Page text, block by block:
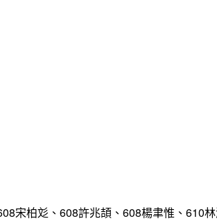
宋柏彣、608許兆頡、608楊聿惟、610